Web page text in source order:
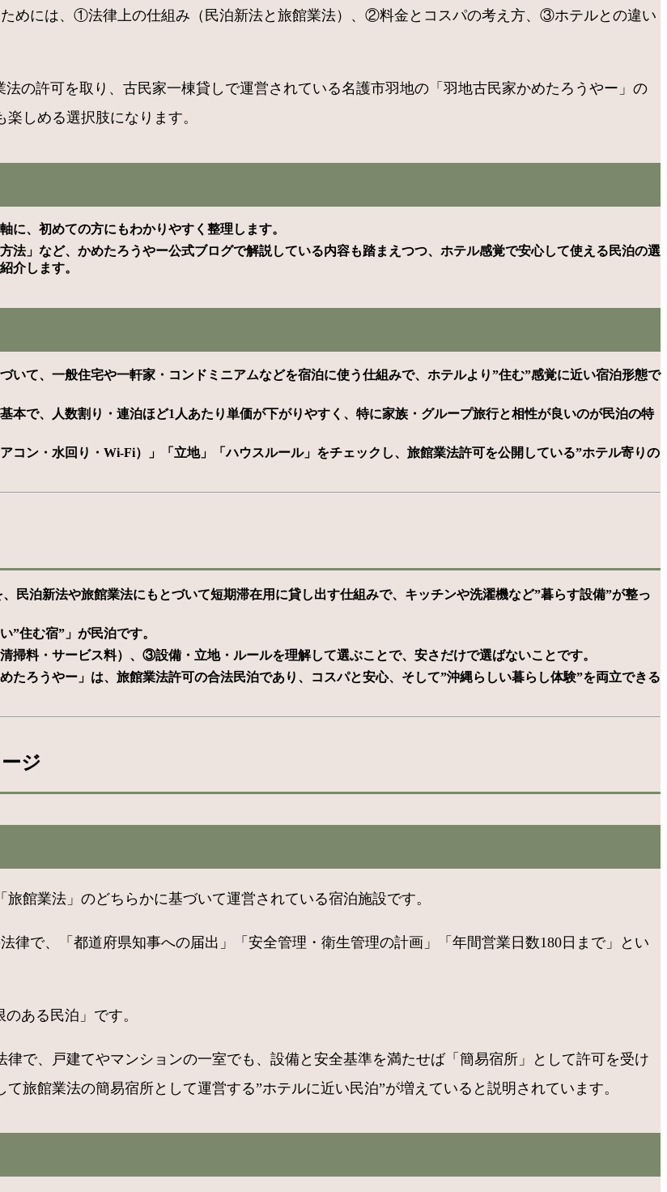
めには、①法律上の仕組み（民泊新法と旅館業法）、②料金とコスパの考え方、③ホテルとの違い
の許可を取り、古民家一棟貸しで運営されている名護市羽地の「羽地古民家かめたろうやー」の
しめる選択肢になります。
に、初めての方にもわかりやすく整理します。
法」など、かめたろうやー公式ブログで解説している内容も踏まえつつ、ホテル感覚で安心して使える民泊の選
介します。
いて、一般住宅や一軒家・コンドミニアムなどを宿泊に使う仕組みで、ホテルより”住む”感覚に近い宿泊形態で
本で、人数割り・連泊ほど1人あたり単価が下がりやすく、特に家族・グループ旅行と相性が良いのが民泊の特
コン・水回り・Wi-Fi）」「立地」「ハウスルール」をチェックし、旅館業法許可を公開している”ホテル寄りの
民泊新法や旅館業法にもとづいて短期滞在用に貸し出す仕組みで、キッチンや洗濯機など”暮らす設備”が整っ
”住む宿”」が民泊です。
料・サービス料）、③設備・立地・ルールを理解して選ぶことで、安さだけで選ばないことです。
たろうやー」は、旅館業法許可の合法民泊であり、コスパと安心、そして”沖縄らしい暮らし体験”を両立できる
ジ
館業法」のどちらかに基づいて運営されている宿泊施設です。
律で、「都道府県知事への届出」「安全管理・衛生管理の計画」「年間営業日数180日まで」とい
ある民泊」です。
で、戸建てやマンションの一室でも、設備と安全基準を満たせば「簡易宿所」として許可を受け
旅館業法の簡易宿所として運営する”ホテルに近い民泊”が増えていると説明されています。